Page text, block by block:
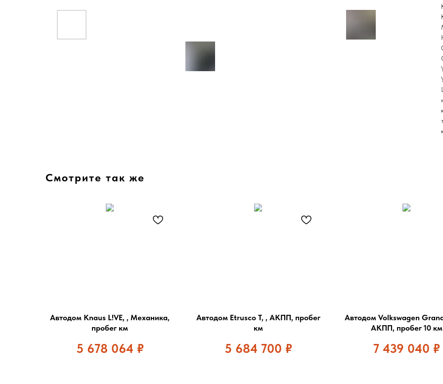
Смотрите так же
Автодом Knaus L!VE, , Механика,
пробег км
5 678 064 ₽
Автодом Etrusco T, , АКПП, пробег
км
5 684 700 ₽
Автодом Volkswagen
АКПП, пробег 10 км
7 439 040 ₽